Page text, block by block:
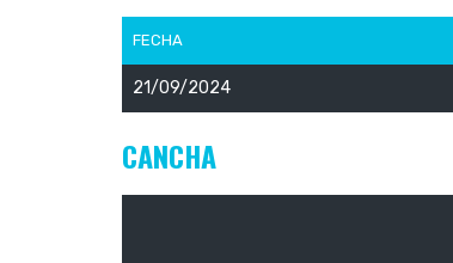
FECHA
21/09/2024
CANCHA